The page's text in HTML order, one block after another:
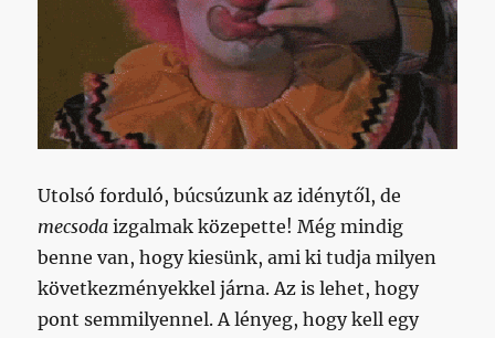
Utolsó forduló, búcsúzunk az idénytől, de
mecsoda izgalmak közepette! Még mindig
benne van, hogy kiesünk, ami ki tudja milyen
következményekkel járna. Az is lehet, hogy
pont semmilyennel. A lényeg, hogy kell egy